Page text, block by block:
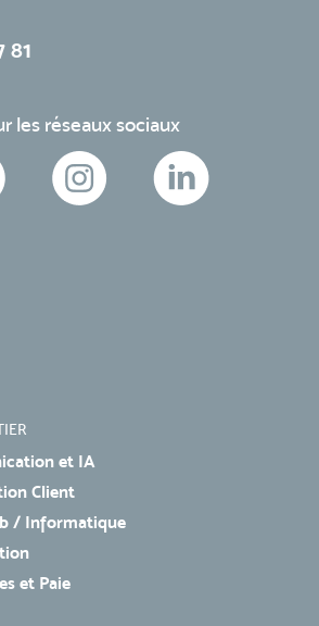
81
les réseaux sociaux
et IA
Client
/ Informatique
et Paie